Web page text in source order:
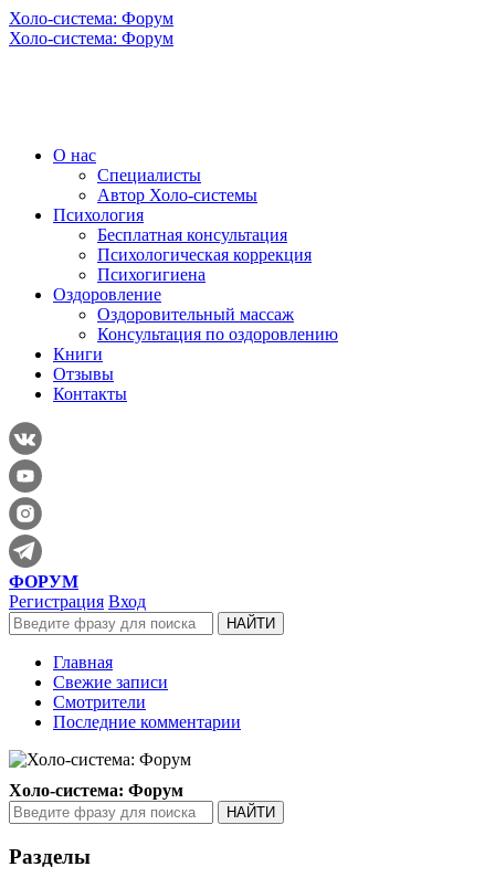
Холо-система: Форум
Холо-система: Форум
О нас
Специалисты
Автор Холо-системы
Психология
Бесплатная консультация
Психологическая коррекция
Психогигиена
Оздоровление
Оздоровительный массаж
Консультация по оздоровлению
Книги
Отзывы
Контакты
ФОРУМ
Регистрация Вход
Главная
Свежие записи
Смотрители
Последние комментарии
Холо-система: Форум
Разделы